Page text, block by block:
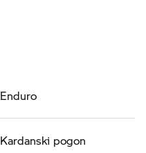
Enduro
Kardanski pogon